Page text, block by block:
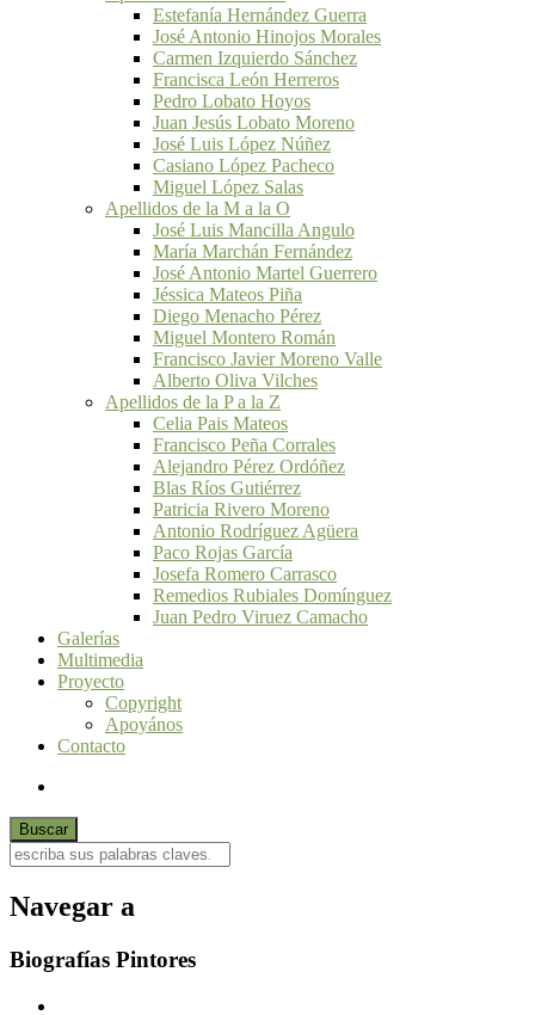
Estefanía Hernández Guerra
José Antonio Hinojos Morales
Carmen Izquierdo Sánchez
Francisca León Herreros
Pedro Lobato Hoyos
Juan Jesús Lobato Moreno
José Luis López Núñez
Casiano López Pacheco
Miguel López Salas
Apellidos de la M a la O
José Luis Mancilla Angulo
María Marchán Fernández
José Antonio Martel Guerrero
Jéssica Mateos Piña
Diego Menacho Pérez
Miguel Montero Román
Francisco Javier Moreno Valle
Alberto Oliva Vilches
Apellidos de la P a la Z
Celia Pais Mateos
Francisco Peña Corrales
Alejandro Pérez Ordóñez
Blas Ríos Gutiérrez
Patricia Rivero Moreno
Antonio Rodríguez Agüera
Paco Rojas García
Josefa Romero Carrasco
Remedios Rubiales Domínguez
Juan Pedro Viruez Camacho
Galerías
Multimedia
Proyecto
Copyright
Apoyános
Contacto
Navegar a
Biografías Pintores